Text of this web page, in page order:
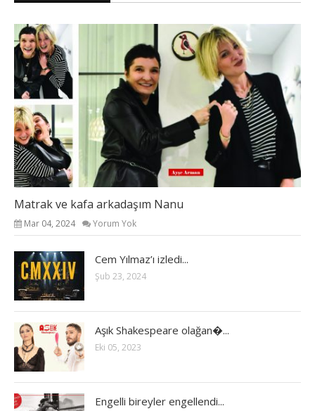
Matrak ve kafa arkadaşım Nanu
Mar 04, 2024 Yorum Yok
Cem Yılmaz’ı izledi...
Şub 23, 2024
Aşık Shakespeare olağan�...
Eki 05, 2023
Engelli bireyler engellendi...